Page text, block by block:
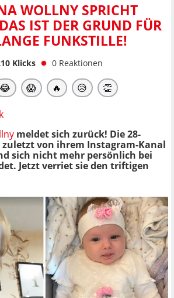
WOLLNY SPRICHT
IST DER GRUND FÜR
FUNKSTILLE!
Klicks 0 Reaktionen
😂 😱 🔥 😥 👏
meldet sich zurück! Die 28-
zuletzt von ihrem Instagram-Kanal
sich nicht mehr persönlich bei
Jetzt verriet sie den triftigen